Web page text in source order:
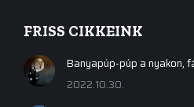
FRISS CIKKEINK
Banyapúp-púp a nyakon,
2022.10.30.